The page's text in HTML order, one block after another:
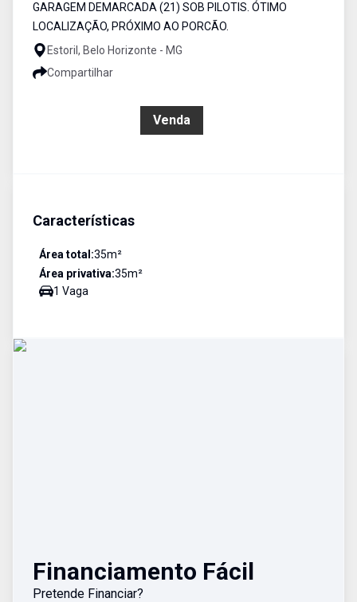
GARAGEM DEMARCADA (21) SOB PILOTIS. ÓTIMO
LOCALIZAÇÃO, PRÓXIMO AO PORCÃO.
Estoril, Belo Horizonte - MG
Compartilhar
Venda
Características
Área total:35m²
Área privativa:35m²
1 Vaga
Financiamento Fácil
Pretende Financiar?